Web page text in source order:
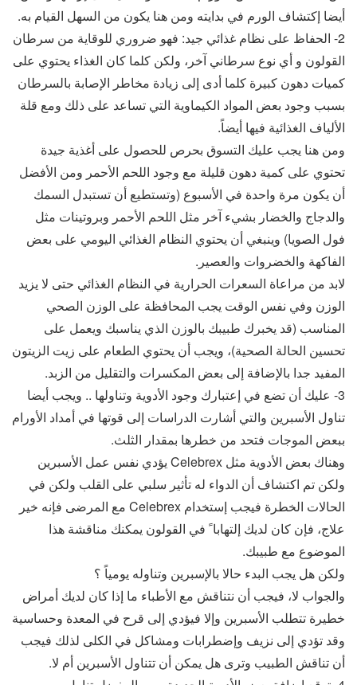
أيضا إكتشاف الورم في بدايته ومن هنا يكون من السهل القيام به.
2- الحفاظ على نظام غذائي جيد: فهو ضروري للوقاية من سرطان
القولون و أي نوع سرطاني آخر، ولكن كلما كان الغذاء يحتوي على
كميات دهون كبيرة كلما أدى إلى زيادة مخاطر الإصابة بالسرطان
بسبب وجود بعض المواد الكيماوية التي تساعد على ذلك ومع قلة
الألياف الغذائية فيها أيضاً.
ومن هنا يجب عليك التسوق بحرص للحصول على أغذية جيدة
تحتوي على كمية دهون قليلة مع وجود اللحم الأحمر ومن الأفضل
أن يكون مرة واحدة في الأسبوع (وتستطيع أن تستبدل السمك
والدجاج والخضار بشيء آخر مثل اللحم الأحمر وبروتينات مثل
فول الصويا) وينبغي أن يحتوي النظام الغذائي اليومي على بعض
الفاكهة والخضروات والعصير.
لابد من مراعاة السعرات الحرارية في النظام الغذائي حتى لا يزيد
الوزن وفي نفس الوقت يجب المحافظة على الوزن الصحي
المناسب (قد يخبرك طبيبك بالوزن الذي يناسبك ويعمل على
تحسين الحالة الصحية)، ويجب أن يحتوي الطعام على زيت الزيتون
المفيد جدا بالإضافة إلى بعض المكسرات والتقليل من الزبد.
3- عليك أن تضع في إعتبارك وجود الأدوية وتناولها .. ويجب أيضا
تناول الأسبرين والتي أشارت الدراسات إلى قوتها في أمداد الأورام
ببعض الموجات فتحد من خطرها بمقدار الثلث.
وهناك بعض الأدوية مثل Celebrex يؤدي نفس عمل الأسبرين
ولكن تم اكتشاف أن الدواء له تأثير سلبي على القلب ولكن في
الحالات الخطرة فيجب إستخدام Celebrex مع المرضى فإنه خير
علاج، فإن كان لديك إلتهابا ً في القولون يمكنك مناقشة هذا
الموضوع مع طبيبك.
ولكن هل يجب البدء حالا بالإسبرين وتناوله يومياً ؟
والجواب لا، فيجب أن نتناقش مع الأطباء ما إذا كان لديك أمراض
خطيرة تتطلب الأسبرين وإلا فيؤدي إلى قرح في المعدة وحساسية
وقد تؤدي إلى نزيف وإضطرابات ومشاكل في الكلى لذلك فيجب
أن تناقش الطبيب وترى هل يمكن أن تتناول الأسبرين أم لا.